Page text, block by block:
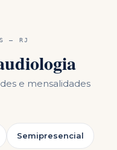
— RJ
e mensalidades
Semipresencial